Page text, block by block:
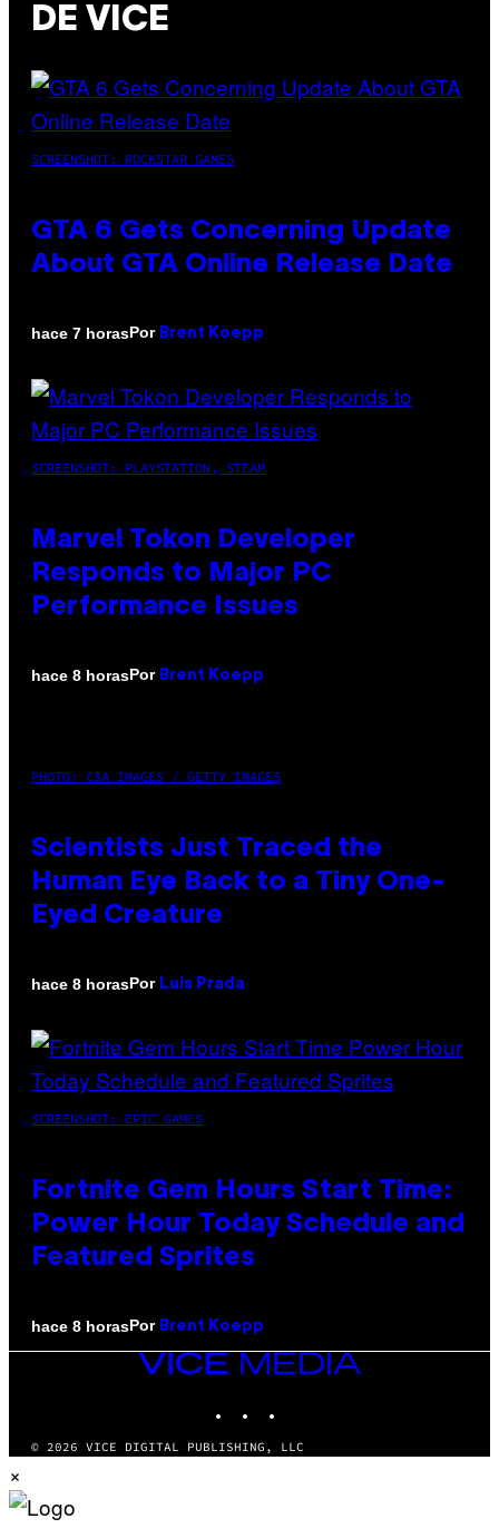
DE VICE
SCREENSHOT: ROCKSTAR GAMES
GTA 6 Gets Concerning Update
About GTA Online Release Date
hace 7 horasPor Brent Koepp
SCREENSHOT: PLAYSTATION, STEAM
Marvel Tokon Developer
Responds to Major PC
Performance Issues
hace 8 horasPor Brent Koepp
PHOTO: CSA IMAGES / GETTY IMAGES
Scientists Just Traced the
Human Eye Back to a Tiny One-
Eyed Creature
hace 8 horasPor Luis Prada
SCREENSHOT: EPIC GAMES
Fortnite Gem Hours Start Time:
Power Hour Today Schedule and
Featured Sprites
hace 8 horasPor Brent Koepp
VICE
MEDIA
© 2026 VICE DIGITAL PUBLISHING, LLC
×